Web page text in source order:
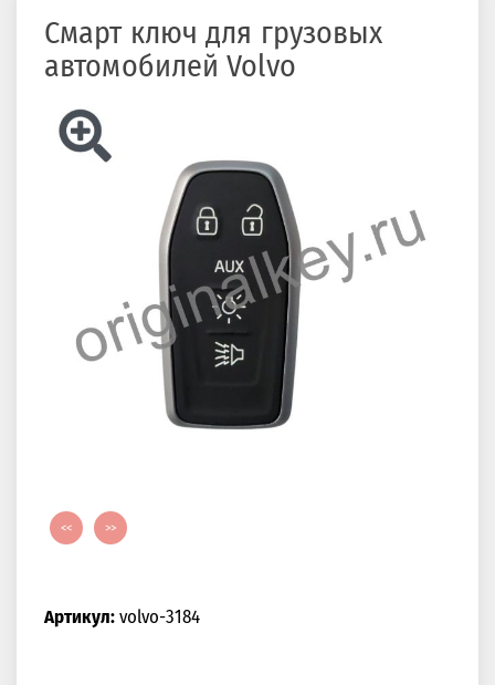
Cмарт ключ для грузовых
автомобилей Volvo
<< >>
Артикул:volvo-3184